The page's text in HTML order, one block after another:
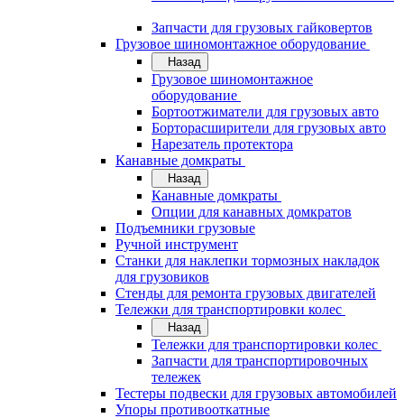
Запчасти для грузовых гайковертов
Грузовое шиномонтажное оборудование
Назад
Грузовое шиномонтажное
оборудование
Бортоотжиматели для грузовых авто
Борторасширители для грузовых авто
Нарезатель протектора
Канавные домкраты
Назад
Канавные домкраты
Опции для канавных домкратов
Подъемники грузовые
Ручной инструмент
Станки для наклепки тормозных накладок
для грузовиков
Стенды для ремонта грузовых двигателей
Тележки для транспортировки колес
Назад
Тележки для транспортировки колес
Запчасти для транспортировочных
тележек
Тестеры подвески для грузовых автомобилей
Упоры противооткатные